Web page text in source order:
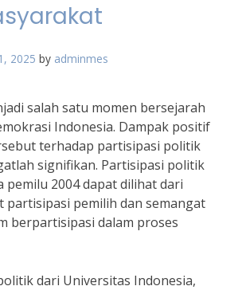
2025 by adminmes
salah satu momen bersejarah
Indonesia. Dampak positif
terhadap partisipasi politik
signifikan. Partisipasi politik
pemilu 2004 dapat dilihat dari
pemilih dan semangat
berpartisipasi dalam proses
dari Universitas Indonesia,